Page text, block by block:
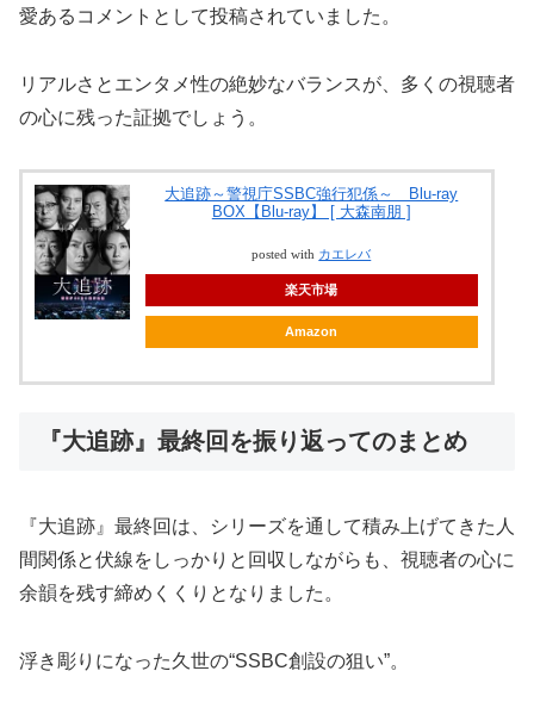
愛あるコメントとして投稿されていました。
リアルさとエンタメ性の絶妙なバランスが、多くの視聴者
の心に残った証拠でしょう。
大追跡～警視庁SSBC強行犯係～ Blu-ray
BOX【Blu-ray】 [ 大森南朋 ]
posted with カエレバ
楽天市場
Amazon
『大追跡』最終回を振り返ってのまとめ
『大追跡』最終回は、シリーズを通して積み上げてきた人
間関係と伏線をしっかりと回収しながらも、視聴者の心に
余韻を残す締めくくりとなりました。
浮き彫りになった久世の“SSBC創設の狙い”。